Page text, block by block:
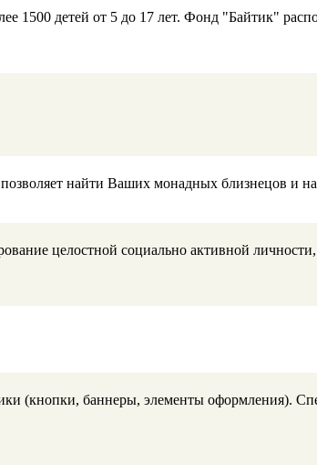
1500 детей от 5 до 17 лет. Фонд "Байтик"
найти Ваших монадных близнецов и
целостной социально активной
(кнопки, баннеры, элементы оформления).